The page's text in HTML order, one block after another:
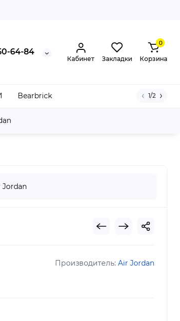
64-84
Кабинет Закладки
0
Корзина
Bearbrick 1/2
Jordan
Производитель: Air Jordan